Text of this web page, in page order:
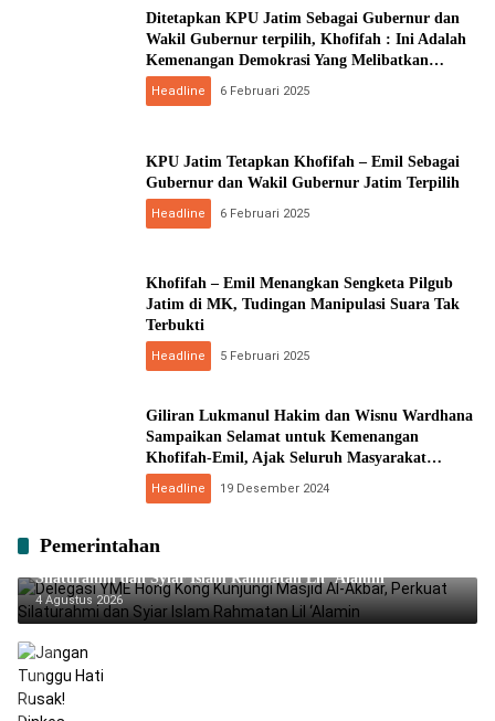
Ditetapkan KPU Jatim Sebagai Gubernur dan
Wakil Gubernur terpilih, Khofifah : Ini Adalah
Kemenangan Demokrasi Yang Melibatkan
Semua Pihak !
Headline 6 Februari 2025
KPU Jatim Tetapkan Khofifah – Emil Sebagai
Gubernur dan Wakil Gubernur Jatim Terpilih
Headline 6 Februari 2025
Khofifah – Emil Menangkan Sengketa Pilgub
Jatim di MK, Tudingan Manipulasi Suara Tak
Terbukti
Headline 5 Februari 2025
Giliran Lukmanul Hakim dan Wisnu Wardhana
Sampaikan Selamat untuk Kemenangan
Khofifah-Emil, Ajak Seluruh Masyarakat
Bersatu Bangun Jatim
Headline 19 Desember 2024
Pemerintahan
Delegasi YME Hong Kong Kunjungi Masjid Al-Akbar, Perkuat
Silaturahmi dan Syiar Islam Rahmatan Lil ‘Alamin
4 Agustus 2026